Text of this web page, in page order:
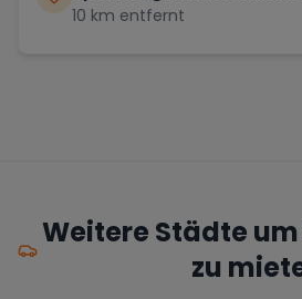
10 km entfernt
Weitere Städte
zu